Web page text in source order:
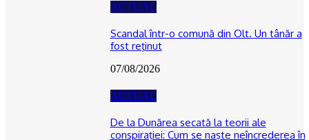
ACTUAL
Scandal într-o comună din Olt. Un tânăr a
fost reţinut
07/08/2026
ACTUAL
De la Dunărea secată la teorii ale
conspirației: Cum se naște neîncrederea în